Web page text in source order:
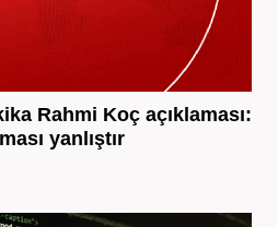
Rahmi Koç açıklaması:
yanlıştır